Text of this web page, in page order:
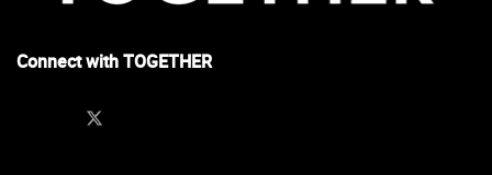
Connect with TOGETHER